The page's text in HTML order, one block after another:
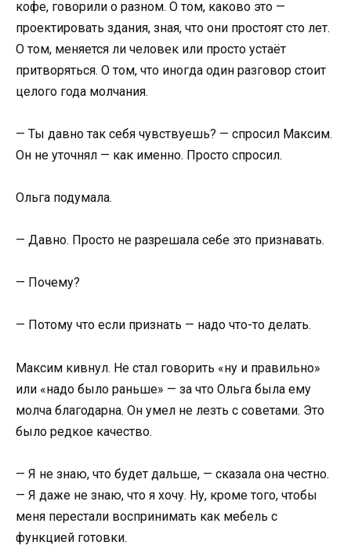
кофе, говорили о разном. О том, каково это —
проектировать здания, зная, что они простоят сто лет.
О том, меняется ли человек или просто устаёт
притворяться. О том, что иногда один разговор стоит
целого года молчания.
— Ты давно так себя чувствуешь? — спросил Максим.
Он не уточнял — как именно. Просто спросил.
Ольга подумала.
— Давно. Просто не разрешала себе это признавать.
— Почему?
— Потому что если признать — надо что-то делать.
Максим кивнул. Не стал говорить «ну и правильно»
или «надо было раньше» — за что Ольга была ему
молча благодарна. Он умел не лезть с советами. Это
было редкое качество.
— Я не знаю, что будет дальше, — сказала она честно.
— Я даже не знаю, что я хочу. Ну, кроме того, чтобы
меня перестали воспринимать как мебель с
функцией готовки.